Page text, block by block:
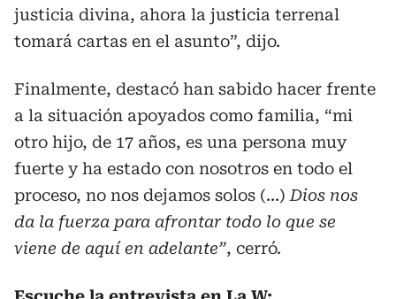
justicia divina, ahora la justicia terrenal
tomará cartas en el asunto”, dijo.
Finalmente, destacó han sabido hacer frente
a la situación apoyados como familia, “mi
otro hijo, de 17 años, es una persona muy
fuerte y ha estado con nosotros en todo el
proceso, no nos dejamos solos (…) Dios nos
da la fuerza para afrontar todo lo que se
viene de aquí en adelante”, cerró.